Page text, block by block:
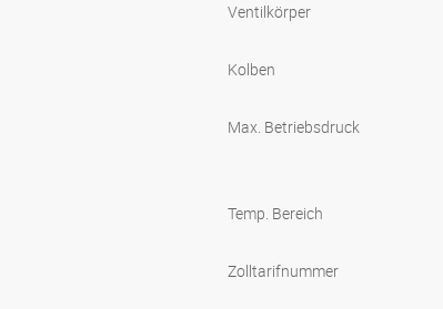
Ventilkörper
Kolben
Max. Betriebsdruck
Temp. Bereich
Zolltarifnummer